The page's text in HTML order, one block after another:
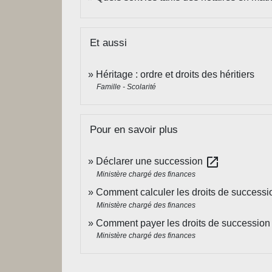
Et aussi
Héritage : ordre et droits des héritiers
Famille - Scolarité
Pour en savoir plus
Déclarer une succession open_in_new
Ministère chargé des finances
Comment calculer les droits de
Ministère chargé des finances
Comment payer les droits de succession
Ministère chargé des finances